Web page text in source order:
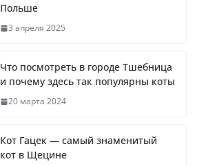
Польше
3 апреля 2025
Что посмотреть в городе Тшебница
и почему здесь так популярны коты
20 марта 2024
Кот Гацек — самый знаменитый
кот в Щецине